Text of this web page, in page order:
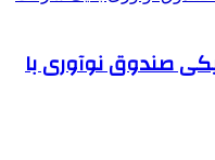
صندوق نوآوری با